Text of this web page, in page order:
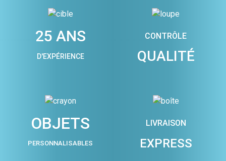
25 ANS
D'EXPÉRIENCE
CONTRÔLE
QUALITÉ
OBJETS
PERSONNALISABLES
LIVRAISON
EXPRESS